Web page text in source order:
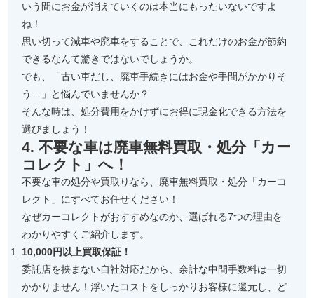
いう間にお金が消えていくのは本当にもったいないですよ
ね！
思い切って減車や廃車をすることで、これだけのお金が節約
できるなんて驚きではないでしょうか。
でも、「古い車だし、廃車手続きにはお金や手間がかかりそ
う…」と悩んでいませんか？
そんな時は、処分費用をかけずにお得に現金化できる方法を
選びましょう！
4. 不要な車は廃車無料買取・処分「カー
コレクト」へ！
不要な車の処分や買取りなら、廃車無料買取・処分「カーコ
レクト」にすべてお任せください！
なぜカーコレクトがおすすめなのか、選ばれる7つの理由を
わかりやすくご紹介します。
10,000円以上買取保証！
委託店を挟まない自社対応だから、余計な中間手数料は一切
かかりません！浮いたコストをしっかりお客様に還元し、ど